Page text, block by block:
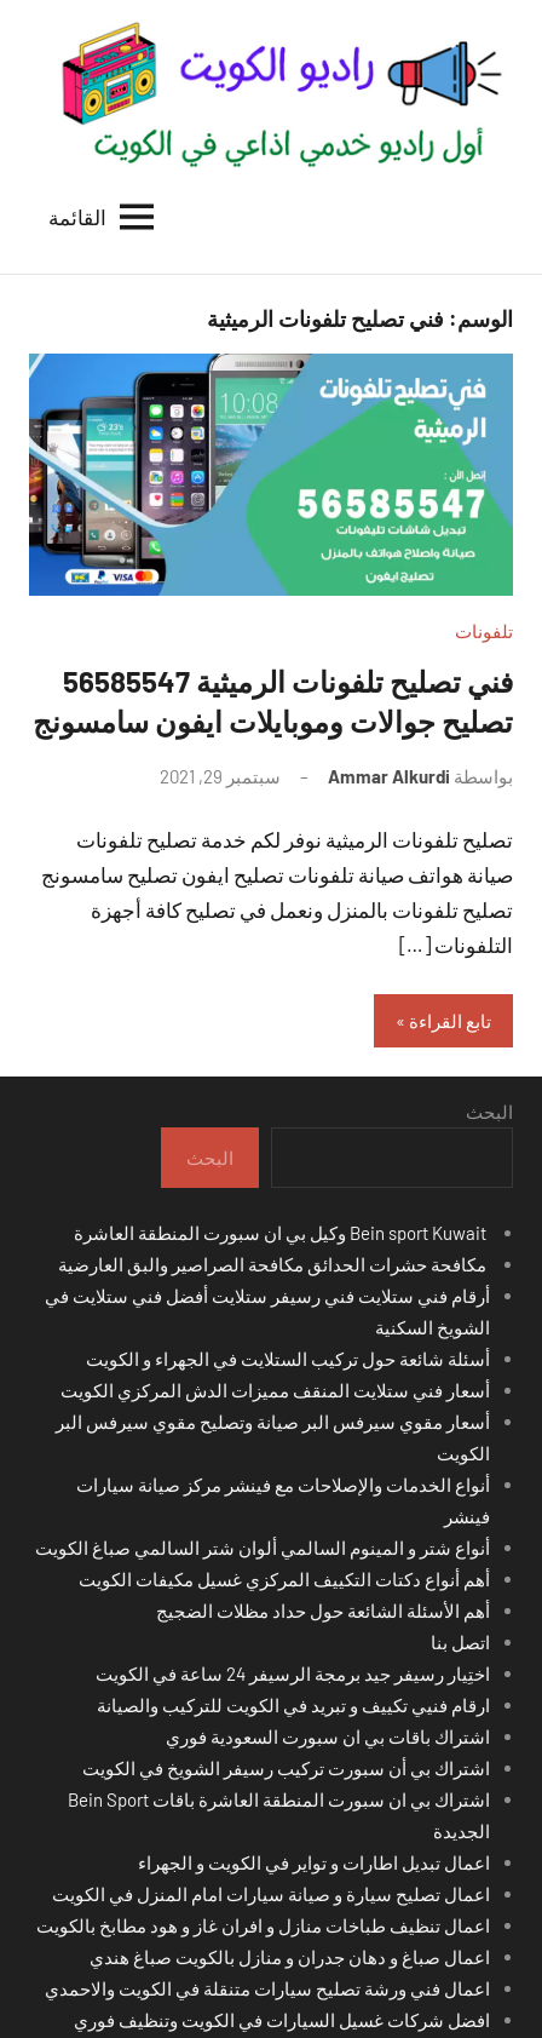
المحتوى
الكويت
للاعلانات
بالكويت
القائمة
الوسم: فني تصليح تلفونات الرميثية
تلفونات
فني تصليح تلفونات الرميثية 56585547
تصليح جوالات وموبايلات ايفون سامسونج
بواسطة Ammar Alkurdi سبتمبر 29, 2021
تعليقات
تصليح تلفونات الرميثية نوفر لكم خدمة تصليح تلفونات
صيانة هواتف صيانة تلفونات تصليح ايفون تصليح سامسونج
تصليح تلفونات بالمنزل ونعمل في تصليح كافة أجهزة
التلفونات […]
تابع القراءة
البحث
البحث
مكافحة حشرات الحدائق مكافحة الصراصير والبق العارضية
أرقام فني ستلايت فني رسيفر ستلايت أفضل فني ستلايت في
الشويخ السكنية
أسئلة شائعة حول تركيب الستلايت في الجهراء و الكويت
أسعار فني ستلايت المنقف مميزات الدش المركزي الكويت
أسعار مقوي سيرفس البر صيانة وتصليح مقوي سيرفس البر
الكويت
أنواع الخدمات والإصلاحات مع فينشر مركز صيانة سيارات
فينشر
أنواع شتر و المينوم السالمي ألوان شتر السالمي صباغ الكويت
أهم أنواع دكتات التكييف المركزي غسيل مكيفات الكويت
أهم الأسئلة الشائعة حول حداد مظلات الضجيج
اتصل بنا
اختِيار رسيفر جيد برمجة الرسيفر 24 ساعة في الكويت
ارقام فنيي تكييف و تبريد في الكويت للتركيب والصيانة
اشتراك باقات بي ان سبورت السعودية فوري
اشتراك بي أن سبورت تركيب رسيفر الشويخ في الكويت
اشتراك بي ان سبورت المنطقة العاشرة باقات Bein Sport
الجديدة
اعمال تبديل اطارات و تواير في الكويت و الجهراء
اعمال تصليح سيارة و صيانة سيارات امام المنزل في الكويت
اعمال تنظيف طباخات منازل و افران غاز و هود مطابخ بالكويت
اعمال صباغ و دهان جدران و منازل بالكويت صباغ هندي
اعمال فني ورشة تصليح سيارات متنقلة في الكويت والاحمدي
افضل شركات غسيل السيارات في الكويت وتنظيف فوري